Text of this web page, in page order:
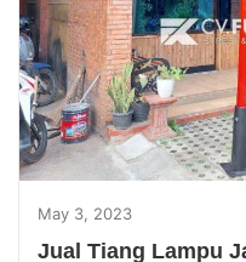
May 3, 2023
Jual Tiang Lampu